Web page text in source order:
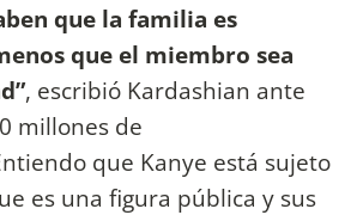
que la familia es
que el miembro sea
, escribió Kardashian ante
millones de
que Kanye está sujeto
es una figura pública y sus